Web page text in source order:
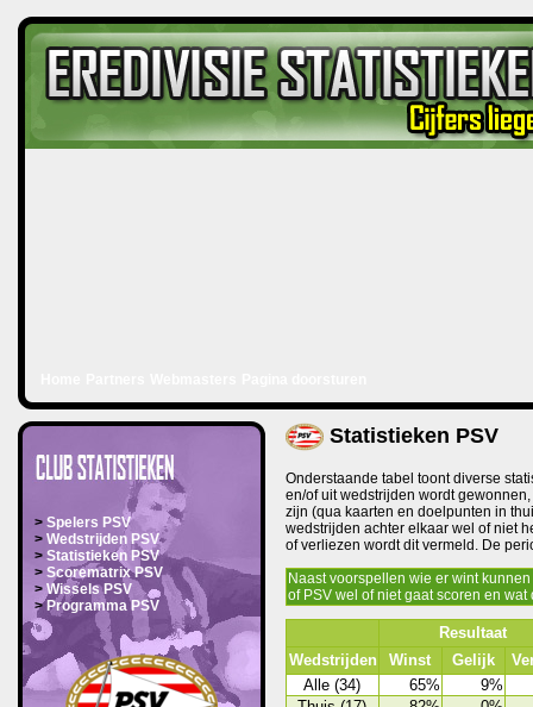
Statistieken PSV
Onderstaande tabel toont diverse
en/of uit wedstrijden wordt
zijn (qua kaarten en doelpunten in
wedstrijden achter elkaar wel of niet
of verliezen wordt dit vermeld. De
Naast voorspellen wie er wint
of PSV wel of niet gaat scoren en
Resultaat
Wedstrijden
Winst Gelijk
Alle (34)
65%
9%
> Spelers PSV
> Wedstrijden PSV
> Statistieken PSV
> Scorematrix PSV
> Wissels PSV
> Programma PSV